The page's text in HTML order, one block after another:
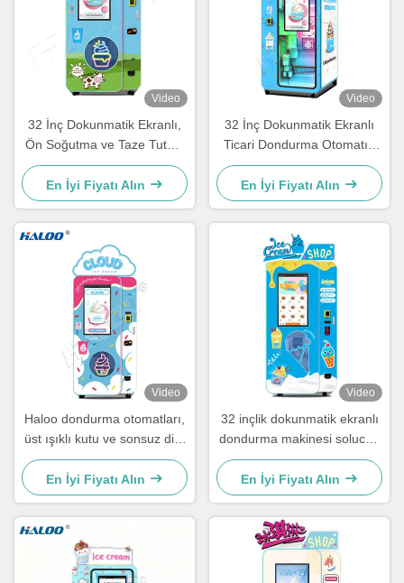
Video
32 İnç Dokunmatik Ekranlı,
Ön Soğutma ve Taze Tutma
Fonksiyonlu Haloo
Dondurma Otomatları
En İyi Fiyatı Alın
Video
32 İnç Dokunmatik Ekranlı
Ticari Dondurma Otomatı |
Hızlı Dağıtımlı Akıllı Self-
Servis Dondurma Makinesi
En İyi Fiyatı Alın
Video
Haloo dondurma otomatları,
üst ışıklı kutu ve sonsuz dişli
redüktörlü, Brezilya'dan ithal
Embraco 1.5P kompresörlü
En İyi Fiyatı Alın
Video
32 inçlik dokunmatik ekranlı
dondurma makinesi solucan
dişli azaltıcısı ve anti
sıkıştırma alıcı portu ile
En İyi Fiyatı Alın